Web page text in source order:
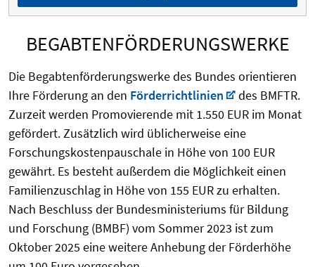
BEGABTENFÖRDERUNGSWERKE
Die Begabtenförderungswerke des Bundes orientieren
Ihre Förderung an den Förderrichtlinien
des BMFTR.
Zurzeit werden Promovierende mit 1.550 EUR im Monat
gefördert. Zusätzlich wird üblicherweise eine
Forschungskostenpauschale in Höhe von 100 EUR
gewährt. Es besteht außerdem die Möglichkeit einen
Familienzuschlag in Höhe von 155 EUR zu erhalten.
Nach Beschluss der Bundesministeriums für Bildung
und Forschung (BMBF) vom Sommer 2023 ist zum
Oktober 2025 eine weitere Anhebung der Förderhöhe